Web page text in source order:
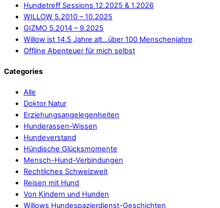
Hundetreff Sessions 12.2025 & 1.2026
WILLOW 5.2010 – 10.2025
GIZMO 5.2014 – 9.2025
Willow ist 14.5 Jahre alt…über 100 Menschenjahre
Offline Abenteuer für mich selbst
Categories
Alle
Doktor Natur
Erziehungsangelegenheiten
Hunderassen-Wissen
Hundeverstand
Hündische Glücksmomente
Mensch-Hund-Verbindungen
Rechtliches Schweizweit
Reisen mit Hund
Von Kindern und Hunden
Willows Hundespazierdienst-Geschichten